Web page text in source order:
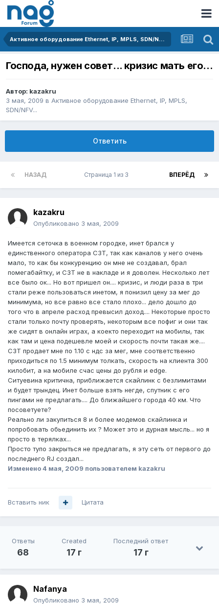
Активное оборудование Ethernet, IP, MPLS, SDN/NFV...
Господа, нужен совет... кризис мать его...
Автор: kazakru
3 мая, 2009 в Активное оборудование Ethernet, IP, MPLS,
SDN/NFV...
Ответить
НАЗАД ВПЕРЁД
Страница 1 из 3
kazakru
Опубликовано 3 мая, 2009
Имеется сеточка в военном городке, инет брался у
единственного оператора СЗТ, так как каналов у него очень
мало, то как бы конкуренцию он мне не создавал, брал
помегабайтку, и СЗТ не в накладе и я доволен. Несколько лет
все было ок... Но вот пришел он.... кризис, и люди раза в три
стали реже пользоваться инетом, я понизил цену за мег до
минимума, но все равно все стало плохо... дело дошло до
того что в апреле расход превысил доход.... Некоторые просто
стали только почту проверять, некоторым все пофиг и они так
же сидят в онлайн играх, а коекто переходит на мобилы, так
как там и цена подешевле моей и скорость почти такая же....
СЗТ продает мне по 1.10 с ндс за мег, мне соответственно
приходиться по 1.5 минимум толкать, скорость на клиента 300
килобит, а на мобиле счас цены до рубля и edge.
Ситуевина критична, приближается скайлинк с безлимитами
и будет трындец. Инет больше взять негде, спутник с его
пингами не предлагать.... До ближайшего города 40 км. Что
посоветуете?
Реально ли закупиться 8 и более модемов скайлинка и
попробовать обьединить их ? Может это и дурная мысль... но я
просто в терялках...
Просто тупо закрыться не предлагать, я эту сеть от первого до
последнего RJ создал...
Изменено4 мая, 2009 пользователем kazakru
Вставить ник Цитата
Ответы
68
Created
17 г
Последний ответ
17 г
Nafanya
Опубликовано 3 мая, 2009